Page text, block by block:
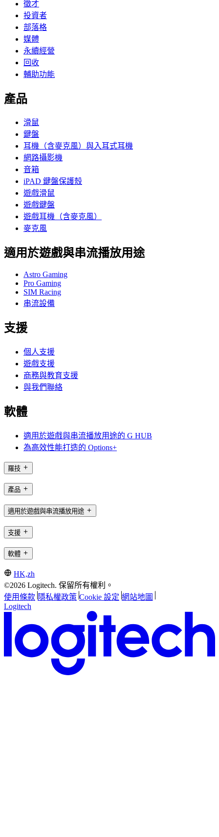
徵才
投資者
部落格
媒體
永續經營
回收
輔助功能
產品
滑鼠
鍵盤
耳機（含麥克風）與入耳式耳機
網路攝影機
音箱
iPAD 鍵盤保護殼
遊戲滑鼠
遊戲鍵盤
遊戲耳機（含麥克風）
麥克風
適用於遊戲與串流播放用途
Astro Gaming
Pro Gaming
SIM Racing
串流設備
支援
個人支援
遊戲支援
商務與教育支援
與我們聯絡
軟體
適用於遊戲與串流播放用途的 G HUB
為高效性能打造的 Options+
羅技
產品
適用於遊戲與串流播放用途
支援
軟體
HK,zh
©2026 Logitech. 保留所有權利。
使用條款 隱私權政策 Cookie 設定 網站地圖
Logitech